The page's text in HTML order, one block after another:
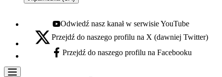
Youtube - otwiera się w nowej karcie
Odwiedź nasz kanał w serwisie YouTube
X - otwiera się w nowej karcie
Przejdź do naszego profilu na X (dawniej Twitter)
Facebook - otwiera się w nowej karcie
Przejdź do naszego profilu na Facebooku